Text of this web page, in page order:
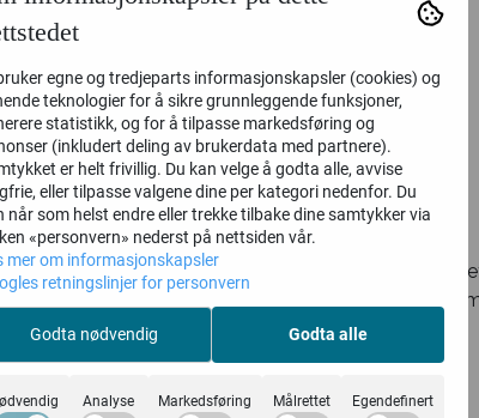
med mindre kumarin
ekstra ferskhet
jordbruksområder, skånsomt behandlet og
brukes på grøt, i bakverk og gjerne også i eksotiske
egne og tredjeparts informasjonskapsler (cookies) og
teknologier for å sikre grunnleggende funksjoner,
statistikk, og for å tilpasse markedsføring og
(inkludert deling av brukerdata med partnere).
er helt frivillig. Du kan velge å godta alle, avvise
eller tilpasse valgene dine per kategori nedenfor. Du
når som helst endre eller trekke tilbake dine samtykker via
«personvern» nederst på nettsiden vår.
mer om informasjonskapsler
retningslinjer for personvern
Godta nødvendig Godta alle
Analyse Markedsføring Målrettet Egendefinert